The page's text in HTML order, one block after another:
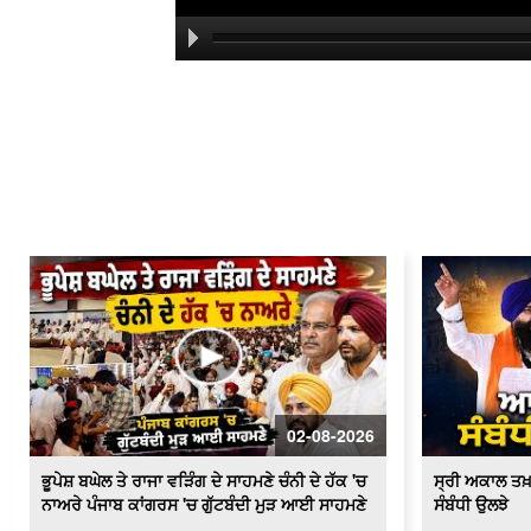
02-08-2026
ਭੂਪੇਸ਼ ਬਘੇਲ ਤੇ ਰਾਜਾ ਵੜਿੰਗ ਦੇ ਸਾਹਮਣੇ ਚੰਨੀ ਦੇ ਹੱਕ 'ਚ
ਨਾਅਰੇ ਪੰਜਾਬ ਕਾਂਗਰਸ 'ਚ ਗੁੱਟਬੰਦੀ ਮੁੜ ਆਈ ਸਾਹਮਣੇ
ਸ੍ਰੀ ਅਕਾਲ
ਸੰਬੰਧੀ ਉਲਝੇ